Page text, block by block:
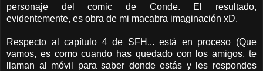
personaje del comic de Conde. El resultado,
evidentemente, es obra de mi macabra imaginación xD.
Respecto al capítulo 4 de SFH... está en proceso (Que
vamos, es como cuando has quedado con los amigos, te
llaman al móvil para saber donde estás y les respondes